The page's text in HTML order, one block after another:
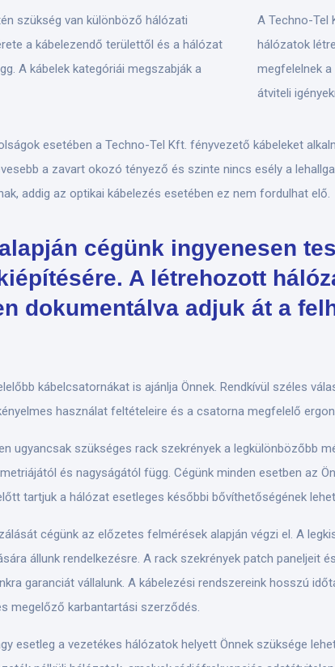
szükség van különböző hálózati
a kábelezendő területtől és a hálózat
A kábelek kategóriái megszabják a
A Techno-Tel
hálózatok
megfelelnek
átviteli
esetében a Techno-Tel Kft. fényvezető kábeleket
a zavart okozó tényező és szinte nincs esély a
addig az optikai kábelezés esetében ez nem fordulhat elő.
cégünk ingyenesen
A létrehozott
dokumentálva adjuk át a
kábelcsatornákat is ajánlja Önnek. Rendkívül széles
használat feltételeire és a csatorna megfelelő
ugyancsak szükséges rack szekrények a legkülönbözőbb
és nagyságától függ. Cégünk minden esetben az
tartjuk a hálózat esetleges későbbi bővíthetőségének
cégünk az előzetes felmérések alapján végzi el. A
állunk rendelkezésre. A rack szekrények patch paneljeit
garanciát vállalunk. A kábelezési rendszereink hosszú
megelőző karbantartási szerződés.
esetleg a vezetékes hálózatok helyett Önnek szüksége